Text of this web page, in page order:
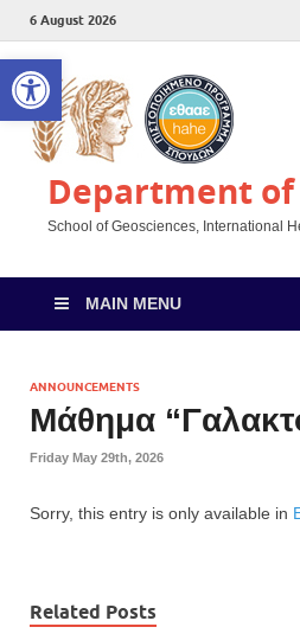
Open toolbar
6 August 2026
Department
School of Geosciences, International
MAIN MENU
ANNOUNCEMENTS
Μάθημα
Friday May 29th, 2026
Sorry, this entry is only available in
Related Posts